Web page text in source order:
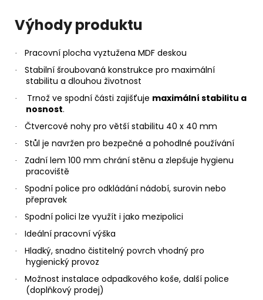
Výhody produktu
· Pracovní plocha vyztužena MDF deskou
·
Stabilní šroubovaná konstrukce pro maximální
stabilitu a dlouhou životnost
· Trnož ve spodní části zajišťuje maximální stabilitu a
nosnost.
· Čtvercové nohy pro větší stabilitu 40 x 40 mm
· Stůl je navržen pro bezpečné a pohodlné používání
·
Zadní lem 100 mm chrání stěnu a zlepšuje hygienu
pracoviště
·
Spodní police pro odkládání nádobí, surovin nebo
přepravek
· Spodní polici lze využít i jako mezipolici
· Ideální pracovní výška
·
Hladký, snadno čistitelný povrch vhodný pro
hygienický provoz
·
Možnost instalace odpadkového koše, další police
(doplňkový prodej)